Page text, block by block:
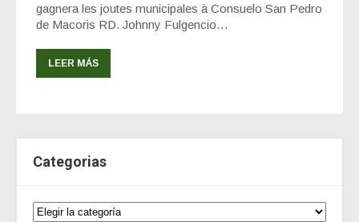
gagnera les joutes municipales à Consuelo San Pedro
de Macoris RD. Johnny Fulgencio…
LEER MÁS
Categorias